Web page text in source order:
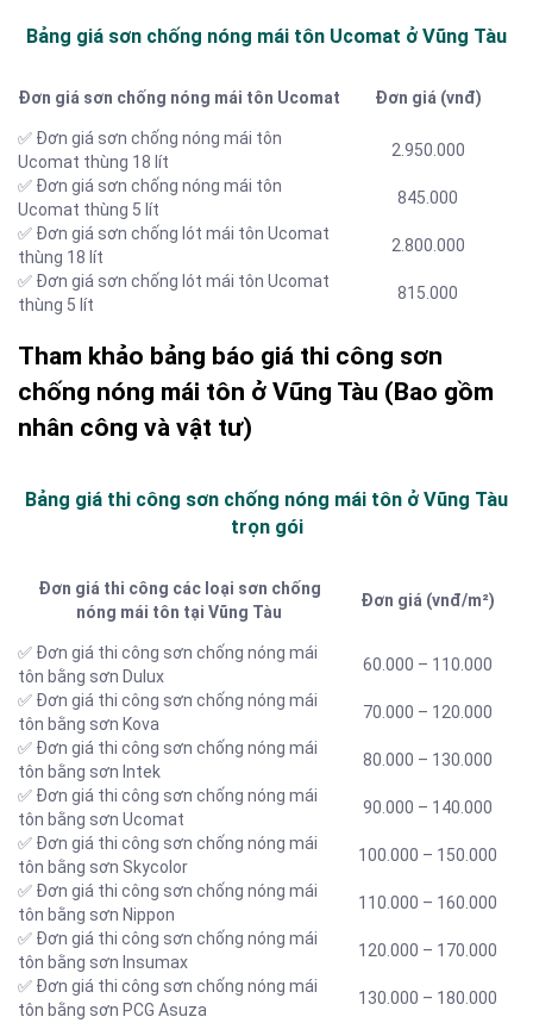
Bảng giá sơn chống nóng mái tôn Ucomat ở Vũng Tàu
Đơn giá sơn chống nóng mái tôn Ucomat Đơn giá (vnđ)
✅ Đơn giá sơn chống nóng mái tôn
Ucomat thùng 18 lít
2.950.000
✅ Đơn giá sơn chống nóng mái tôn
Ucomat thùng 5 lít
845.000
✅ Đơn giá sơn chống lót mái tôn Ucomat
thùng 18 lít
2.800.000
✅ Đơn giá sơn chống lót mái tôn Ucomat
thùng 5 lít
815.000
Tham khảo bảng báo giá thi công sơn
chống nóng mái tôn ở Vũng Tàu (Bao gồm
nhân công và vật tư)
Bảng giá thi công sơn chống nóng mái tôn ở Vũng Tàu
trọn gói
Đơn giá thi công các loại sơn chống
nóng mái tôn tại Vũng Tàu
Đơn giá (vnđ/m²)
✅ Đơn giá thi công sơn chống nóng mái
tôn bằng sơn Dulux
60.000 – 110.000
✅ Đơn giá thi công sơn chống nóng mái
tôn bằng sơn Kova
70.000 – 120.000
✅ Đơn giá thi công sơn chống nóng mái
tôn bằng sơn Intek
80.000 – 130.000
✅ Đơn giá thi công sơn chống nóng mái
tôn bằng sơn Ucomat
90.000 – 140.000
✅ Đơn giá thi công sơn chống nóng mái
tôn bằng sơn Skycolor
100.000 – 150.000
✅ Đơn giá thi công sơn chống nóng mái
tôn bằng sơn Nippon
110.000 – 160.000
✅ Đơn giá thi công sơn chống nóng mái
tôn bằng sơn Insumax
120.000 – 170.000
✅ Đơn giá thi công sơn chống nóng mái
tôn bằng sơn PCG Asuza
130.000 – 180.000